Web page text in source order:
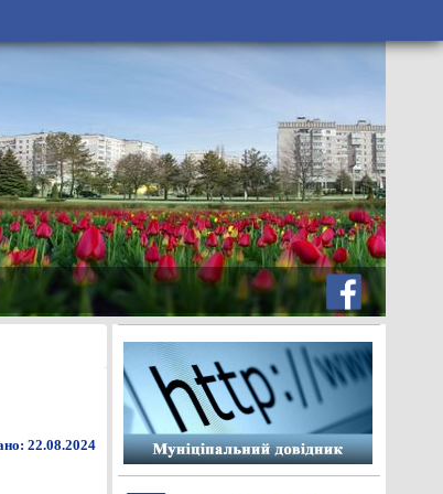
22.08.2024